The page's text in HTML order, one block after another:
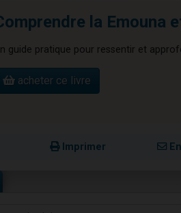
la Emouna
guide pratique pour ressentir et
acheter ce livre
Imprimer